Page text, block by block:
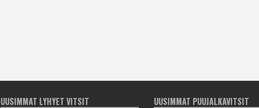
UUSIMMAT LYHYET VITSIT UUSIMMAT PUUJALKAVITSIT